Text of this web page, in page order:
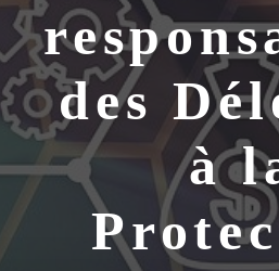
des
à